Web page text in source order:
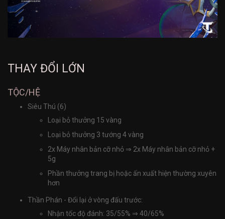
THAY ĐỔI LỚN
TỘC/HỆ
Siêu Thú (6)
Loại bỏ thưởng 15 vàng
Loại bỏ thưởng 3 tướng 4 vàng
2x Máy nhân bản cỡ nhỏ ⇒ 2x Máy nhân bản cỡ nhỏ +
5g
Phần thưởng trang bị hoặc ấn xuất hiện thường xuyên
hơn
Thần Phán - Đổi lại ở vòng đấu trước:
Nhận tốc độ đánh: 35/55% ⇒ 40/65%